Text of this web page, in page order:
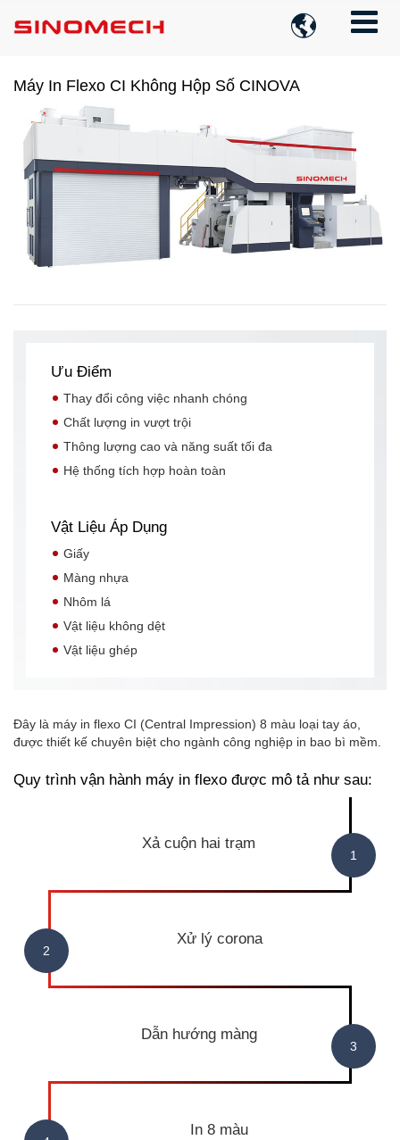

Máy In Flexo CI Không Hộp Số CINOVA
Ưu Điểm
Thay đổi công việc nhanh chóng
Chất lượng in vượt trội
Thông lượng cao và năng suất tối đa
Hệ thống tích hợp hoàn toàn
Vật Liệu Áp Dụng
Giấy
Màng nhựa
Nhôm lá
Vật liệu không dệt
Vật liệu ghép
Đây là máy in flexo CI (Central Impression) 8 màu loại tay áo,
được thiết kế chuyên biệt cho ngành công nghiệp in bao bì mềm.
Quy trình vận hành máy in flexo được mô tả như sau:
Xả cuộn hai trạm
Xử lý corona
Dẫn hướng màng
In 8 màu